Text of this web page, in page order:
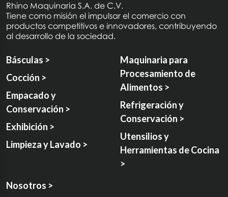
Rhino Maquinaria S.A. de C.V.
Tiene como misión el impulsar el comercio con
productos competitivos e innovadores, contribuyendo
al desarrollo de la sociedad.
Básculas >
Cocción >
Empacado y
Conservación >
Exhibición >
Limpieza y Lavado >
Maquinaria para
Procesamiento de
Alimentos >
Refrigeración y
Conservación >
Utensilios y
Herramientas de Cocina
>
Nosotros >